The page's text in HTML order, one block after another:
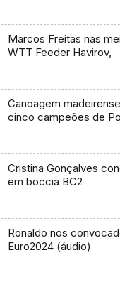
Marcos Freitas nas
WTT Feeder Havirov,
Canoagem
cinco campeões de
Cristina Gonçalves
em boccia BC2
Ronaldo nos
Euro2024 (áudio)